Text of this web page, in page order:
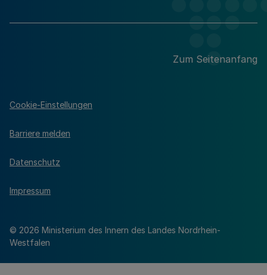
Zum Seitenanfang
© 2026 Ministerium des Innern des Landes Nordrhein-
Westfalen
Cookie-Einstellungen
Barriere melden
Datenschutz
Impressum